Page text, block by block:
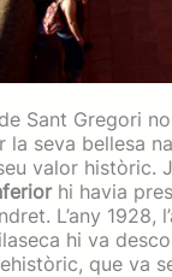
Sant Gregori
la seva bellesa
valor històric.
hi havia
L’any 1928,
hi va
que va